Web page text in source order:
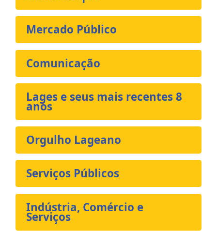
Mercado Público
Comunicação
Lages e seus mais recentes 8
anos
Orgulho Lageano
Serviços Públicos
Indústria, Comércio e
Serviços